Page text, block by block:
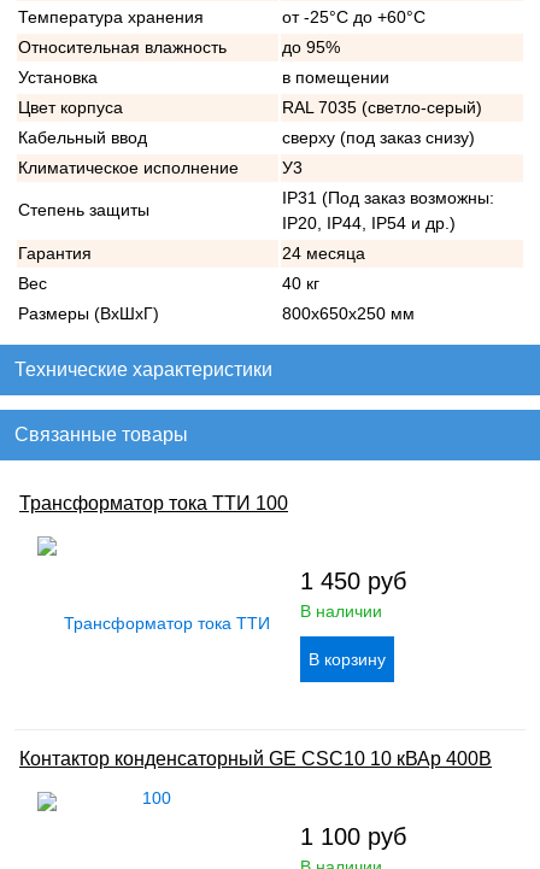
Температура хранения
от -25°C до +60°C
Относительная влажность
до 95%
Установка
в помещении
Цвет корпуса
RAL 7035 (светло-серый)
Кабельный ввод
сверху (под заказ снизу)
Климатическое исполнение
У3
Степень защиты
IP31 (Под заказ возможны:
IP20, IP44, IP54 и др.)
Гарантия
24 месяца
Вес
40 кг
Размеры (ВхШхГ)
800х650х250 мм
Технические характеристики
Связанные товары
Трансформатор тока ТТИ 100
1 450 руб
В наличии
Контактор конденсаторный GE CSC10 10 кВАр 400В
1 100 руб